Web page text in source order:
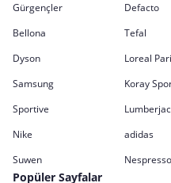
Gürgençler
Defacto
Bellona
Tefal
Dyson
Loreal
Samsung
Koray
Sportive
Nike
adidas
Suwen
Nespresso
Popüler Sayfalar